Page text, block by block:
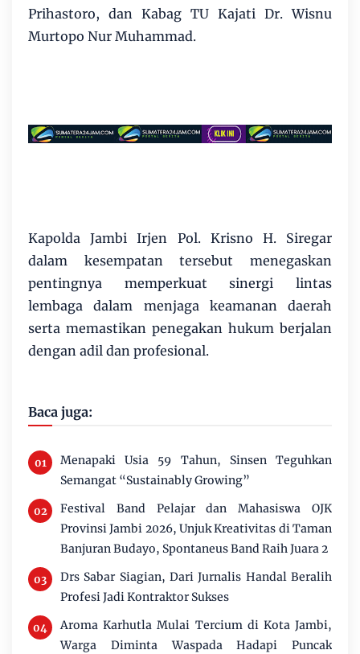
Prihastoro, dan Kabag TU Kajati Dr. Wisnu
Murtopo Nur Muhammad.
Kapolda Jambi Irjen Pol. Krisno H. Siregar
dalam kesempatan tersebut menegaskan
pentingnya memperkuat sinergi lintas
lembaga dalam menjaga keamanan daerah
serta memastikan penegakan hukum berjalan
dengan adil dan profesional.
Baca juga:
Menapaki Usia 59 Tahun, Sinsen Teguhkan
Semangat “Sustainably Growing”
Festival Band Pelajar dan Mahasiswa OJK
Provinsi Jambi 2026, Unjuk Kreativitas di Taman
Banjuran Budayo, Spontaneus Band Raih Juara 2
Drs Sabar Siagian, Dari Jurnalis Handal Beralih
Profesi Jadi Kontraktor Sukses
Aroma Karhutla Mulai Tercium di Kota Jambi,
Warga Diminta Waspada Hadapi Puncak